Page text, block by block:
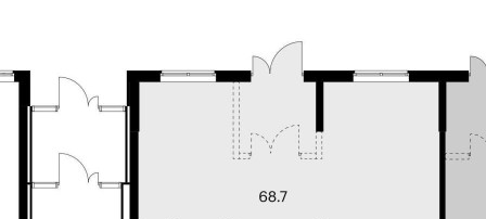
111159 - Г. ЛОМОНОСОВ,
ГОРОДСКОЙ ПОСЕЛОК
НОВОСЕЛЬЕ, НЕВСКАЯ
УЛИЦА, Д.1